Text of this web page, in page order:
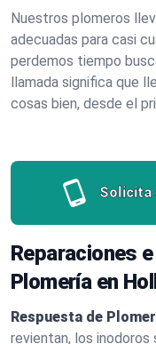
Nuestros plomeros
adecuadas para casi
perdemos tiempo
llamada significa que
cosas bien, desde el
Solicita
Reparaciones
Plomería en
Respuesta de
revientan, los